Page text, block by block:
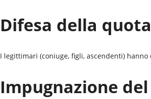
Difesa della
I legittimari (coniuge, figli, ascendenti)
Impugnazione